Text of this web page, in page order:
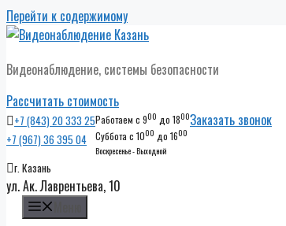
Перейти к содержимому
Видеонаблюдение, системы безопасности
Рассчитать стоимость
+7 (843) 20 333 25
+7 (967) 36 395 04
Работаем с 900 до 1800
Суббота с 1000 до 1600
Воскресенье - Выходной
Заказать звонок
г. Казань
ул. Ак. Лаврентьева, 10